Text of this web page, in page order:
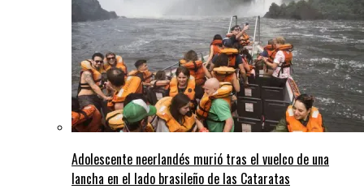
Adolescente neerlandés murió tras el vuelco de una
lancha en el lado brasileño de las Cataratas